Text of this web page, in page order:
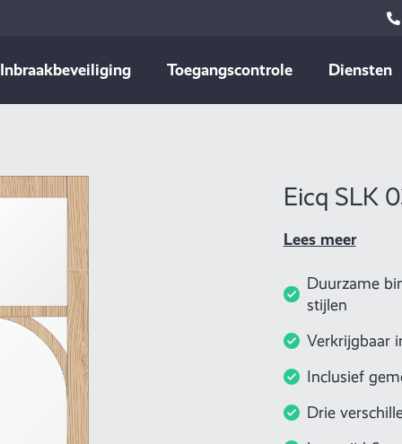
Inbraakbeveiliging Toegangscontrole Diensten
Eicq SLK
Lees meer
Duurzame
stijlen
Verkrijgbaar
Inclusief
Drie